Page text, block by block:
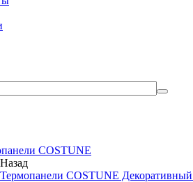
COSTUNE
Назад
Термопанели COSTUNE